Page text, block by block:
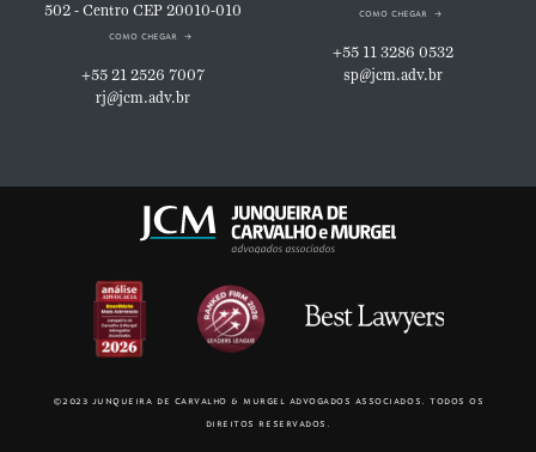
502 - Centro CEP 20010-010
como chegar
+55 21 2526 7007
rj@jcm.adv.br
como chegar
+55 11 3286 0532
sp@jcm.adv.br
©2023 junqueira de carvalho & murgel advogados associados. todos os
direitos reservados.